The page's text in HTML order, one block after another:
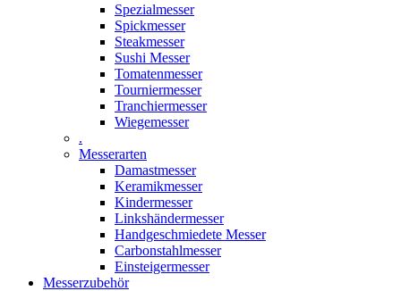
Spezialmesser
Spickmesser
Steakmesser
Sushi Messer
Tomatenmesser
Tourniermesser
Tranchiermesser
Wiegemesser
.
Messerarten
Damastmesser
Keramikmesser
Kindermesser
Linkshändermesser
Handgeschmiedete Messer
Carbonstahlmesser
Einsteigermesser
Messerzubehör